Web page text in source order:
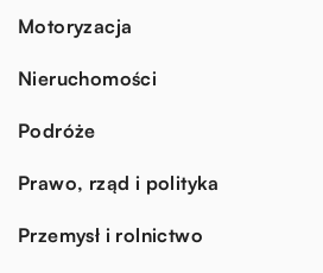
Motoryzacja
Nieruchomości
Podróże
Prawo, rząd i polityka
Przemysł i rolnictwo